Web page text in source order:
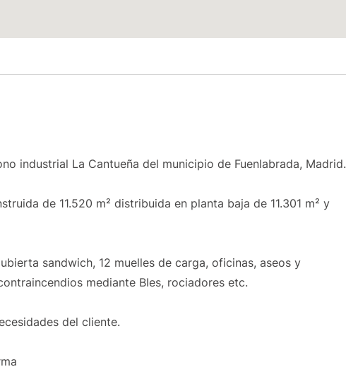
industrial La Cantueña del municipio de Fuenlabrada, Madrid.
de 11.520 m² distribuida en planta baja de 11.301 m² y
sandwich, 12 muelles de carga, oficinas, aseos y
mediante BIes, rociadores etc.
del cliente.